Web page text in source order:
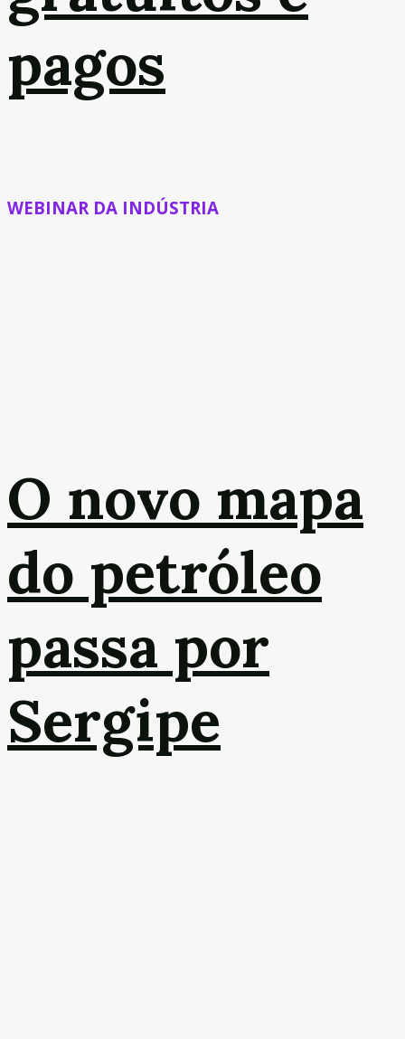
pagos
WEBINAR DA INDÚSTRIA
O novo mapa
do petróleo
passa por
Sergipe